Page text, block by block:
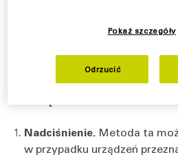
soków warzywnych, a także
Nadciśnienie. Metoda ta
w przypadku urządzeń
Pokaż szczegóły
Odrzucić